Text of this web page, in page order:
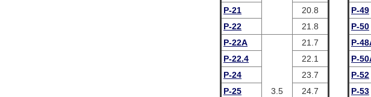
P-21
20.8
P-22
21.8
P-22A
3.5
21.7
P-22.4
22.1
P-24
23.7
P-25
24.7
P-49
P-50
P-
P-
P-52
P-53